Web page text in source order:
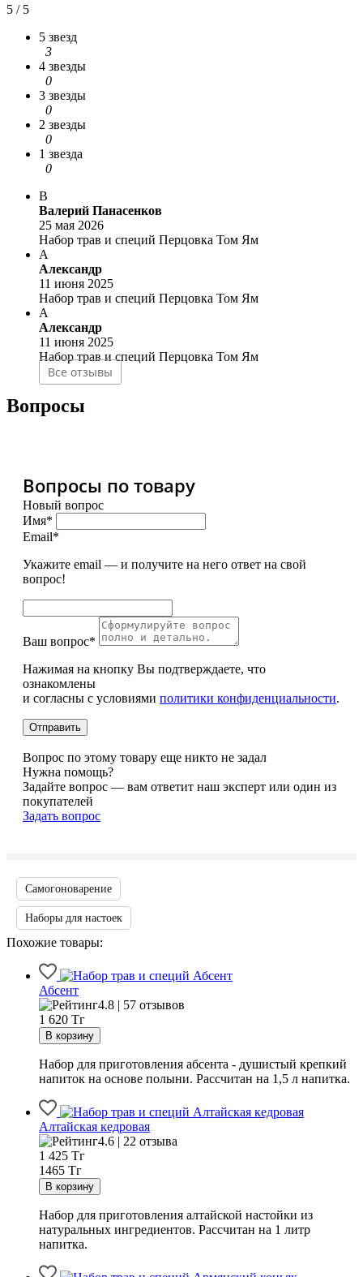
5 / 5
5 звезд
3
4 звезды
0
3 звезды
0
2 звезды
0
1 звезда
0
В
Валерий Панасенков
25 мая 2026
Набор трав и специй Перцовка Том Ям
А
Александр
11 июня 2025
Набор трав и специй Перцовка Том Ям
А
Александр
11 июня 2025
Набор трав и специй Перцовка Том Ям
Все отзывы
Вопросы
Вопросы по товару
Новый вопрос
Имя*
Email*
Укажите email — и получите на него ответ на свой
вопрос!
Ваш вопрос*
Нажимая на кнопку Вы подтверждаете, что
ознакомлены
и согласны с условиями политики конфиденциальности.
Вопрос по этому товару еще никто не задал
Нужна помощь?
Задайте вопрос — вам ответит наш эксперт или один из
покупателей
Задать вопрос
Самогоноварение
Наборы для настоек
Похожие товары:
Абсент
4.8 | 57 отзывов
1 620 Тг
Набор для приготовления абсента - душистый крепкий
напиток на основе полыни. Рассчитан на 1,5 л напитка.
Алтайская кедровая
4.6 | 22 отзыва
1 425 Тг
1465 Тг
Набор для приготовления алтайской настойки из
натуральных ингредиентов. Рассчитан на 1 литр
напитка.